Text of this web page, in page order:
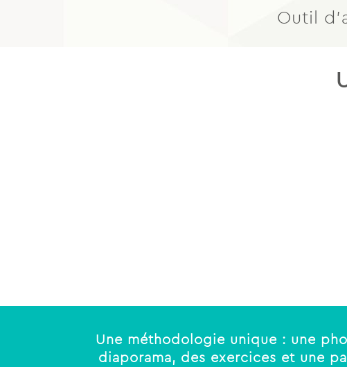
Outil
Une méthodologie unique : une
diaporama, des exercices et une